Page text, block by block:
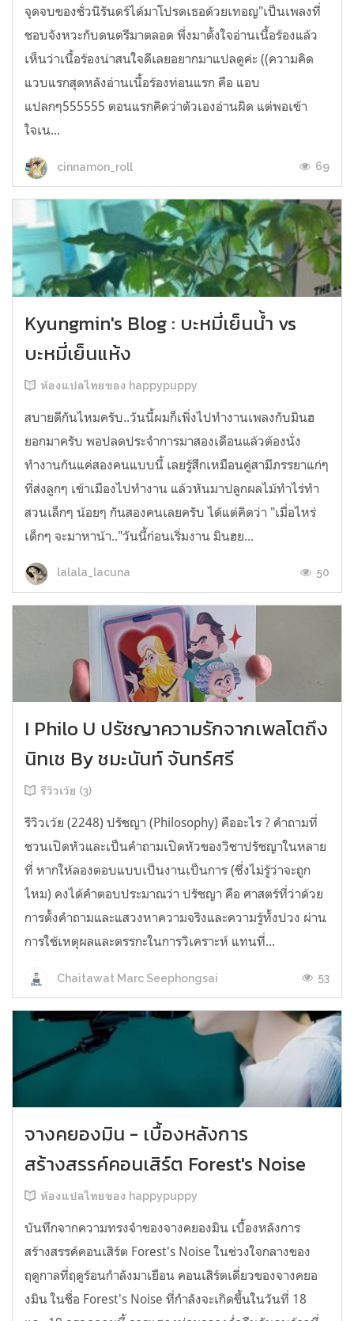
จุดจบของชั่วนิรันดร์ได้มาโปรดเธอด้วยเทอญ"เป็นเพลงที่
ชอบจังหวะกับดนตรีมาตลอด พึ่งมาตั้งใจอ่านเนื้อร้องแล้ว
เห็นว่าเนื้อร้องน่าสนใจดีเลยอยากมาแปลดูค่ะ ((ความคิด
แวบแรกสุดหลังอ่านเนื้อร้องท่อนแรก คือ แอบ
แปลกๆ555555 ตอนแรกคิดว่าตัวเองอ่านผิด แต่พอเข้า
ใจเน...
cinnamon_roll 69
Kyungmin's Blog : บะหมี่เย็นน้ำ vs
บะหมี่เย็นแห้ง
ห้องแปลไทยของ happypuppy
สบายดีกันไหมครับ..วันนี้ผมก็เพิ่งไปทำงานเพลงกับมินฮ
ยอกมาครับ พอปลดประจำการมาสองเดือนแล้วต้องนั่ง
ทำงานกันแค่สองคนแบบนี้ เลยรู้สึกเหมือนคู่สามีภรรยาแก่ๆ
ที่ส่งลูกๆ เข้าเมืองไปทำงาน แล้วหันมาปลูกผลไม้ทำไร่ทำ
สวนเล็กๆ น้อยๆ กันสองคนเลยครับ ได้แต่คิดว่า "เมื่อไหร่
เด็กๆ จะมาหาน้า.."วันนี้ก่อนเริ่มงาน มินฮย...
lalala_lacuna 50
I Philo U ปรัชญาความรักจากเพลโตถึง
นิทเช By ชมะนันท์ จันทร์ศรี
รีวิวเว้ย (3)
รีวิวเว้ย (2248) ปรัชญา (Philosophy) คืออะไร ? คำถามที่
ชวนเปิดหัวและเป็นคำถามเปิดหัวของวิชาปรัชญาในหลาย
ที่ หากให้ลองตอบแบบเป็นงานเป็นการ (ซึ่งไม่รู้ว่าจะถูก
ไหม) คงได้คำตอบประมาณว่า ปรัชญา คือ ศาสตร์ที่ว่าด้วย
การตั้งคำถามและแสวงหาความจริงและความรู้ทั้งปวง ผ่าน
การใช้เหตุผลและตรรกะในการวิเคราะห์ แทนที่...
Chaitawat Marc Seephongsai 53
จางคยองมิน - เบื้องหลังการ
สร้างสรรค์คอนเสิร์ต Forest's Noise
ห้องแปลไทยของ happypuppy
บันทึกจากความทรงจำของจางคยองมิน เบื้องหลังการ
สร้างสรรค์คอนเสิร์ต Forest's Noise ในช่วงใจกลางของ
ฤดูกาลที่ฤดูร้อนกำลังมาเยือน คอนเสิร์ตเดี่ยวของจางคยอ
งมิน ในชื่อ Forest's Noise ที่กำลังจะเกิดขึ้นในวันที่ 18